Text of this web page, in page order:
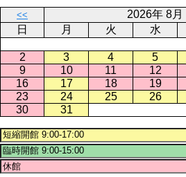
<< 2026年 8月
日 月 火 水
2
3 4 5
9
10 11 12
16
17 18 19
23
24 25 26
30
31